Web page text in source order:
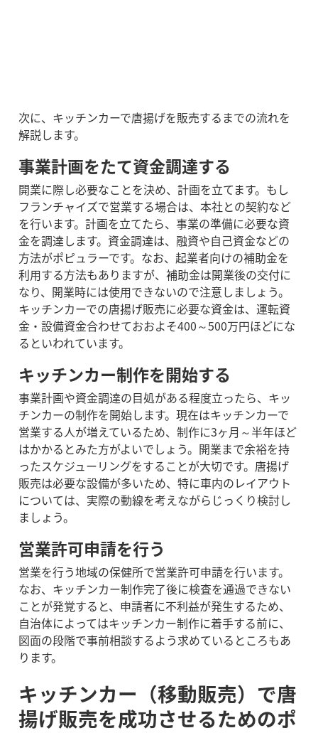
次に、キッチンカーで唐揚げを販売するまでの流れを
解説します。
事業計画をたて資金調達する
開業に際し必要なことを決め、計画を立てます。もし
フランチャイズで営業する場合は、本社との契約など
を行います。 計画を立てたら、事業の準備に必要な資
金を調達します。資金調達は、融資や自己資金などの
方法がポピュラーです。なお、起業者向けの補助金を
利用する方法もありますが、補助金は開業後の交付に
なり、開業時には使用できないので注意しましょう。
キッチンカーでの唐揚げ販売に必要な資金は、運転資
金・設備資金合わせておおよそ400～500万円ほどにな
るといわれています。
キッチンカー制作を開始する
事業計画や資金調達の目処がある程度立ったら、キッ
チンカーの制作を開始します。現在はキッチンカーで
営業する人が増えているため、制作に3ヶ月～半年ほど
はかかるとみた方がよいでしょう。開業まで余裕を持
ったスケジューリングをすることが大切です。唐揚げ
販売は必要な設備が多いため、特に車内のレイアウト
については、実際の動線を考えながらじっくり検討し
ましょう。
営業許可申請を行う
営業を行う地域の保健所で営業許可申請を行います。
なお、キッチンカー制作完了後に検査を通過できない
ことが発覚すると、申請者に不利益が発生するため、
自治体によってはキッチンカー制作に着手する前に、
図面の段階で事前相談するよう求めているところもあ
ります。
キッチンカー（移動販売）で唐
揚げ販売を成功させるためのポ